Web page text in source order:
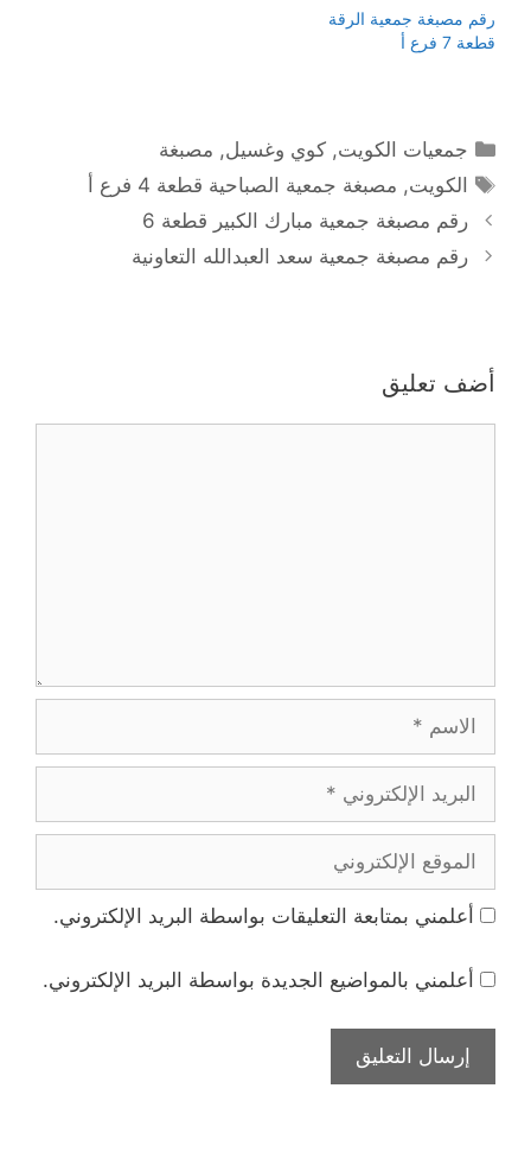
رقم مصبغة جمعية الرقة
قطعة 7 فرع أ
التصنيفات
جمعيات الكويت,كوي وغسيل, مصبغة
الوسوم
الكويت, مصبغة جمعية الصباحية قطعة 4 فرع أ
رقم مصبغة جمعية مبارك الكبير قطعة 6
رقم مصبغة جمعية سعد العبدالله التعاونية
أضف تعليق
الاسم
البريد
الإلكتروني
الموقع
الإلكتروني
أعلمني بمتابعة التعليقات بواسطة البريد الإلكتروني.
أعلمني بالمواضيع الجديدة بواسطة البريد الإلكتروني.